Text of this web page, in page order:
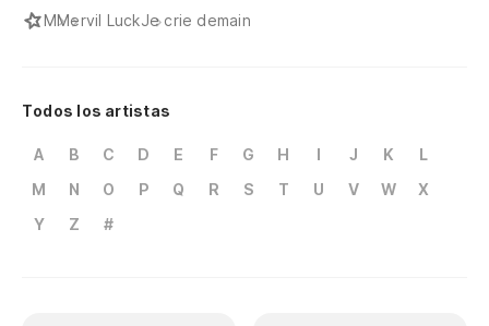
MMervil LuckJe crie demain
Todos los artistas
A B C D E F G H I J K
L
M
N O P Q R S T U V W
X
Y
Z #